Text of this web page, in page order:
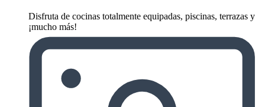
Disfruta de cocinas totalmente equipadas, piscinas, terrazas y
¡mucho más!